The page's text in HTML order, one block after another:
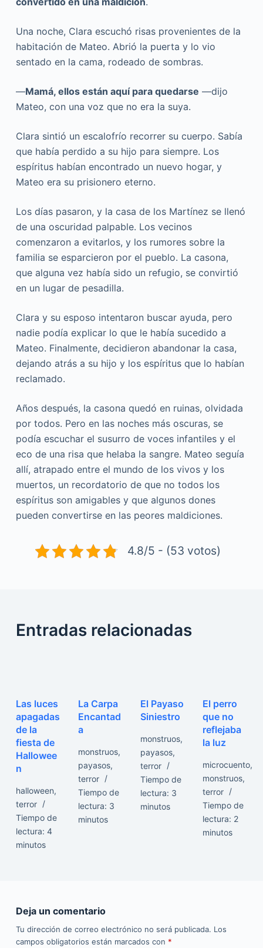
Una noche, Clara escuchó risas provenientes de la
habitación de Mateo. Abrió la puerta y lo vio
sentado en la cama, rodeado de sombras.
—Mamá, ellos están aquí para quedarse —dijo
Mateo, con una voz que no era la suya.
Clara sintió un escalofrío recorrer su cuerpo. Sabía
que había perdido a su hijo para siempre. Los
espíritus habían encontrado un nuevo hogar, y
Mateo era su prisionero eterno.
Los días pasaron, y la casa de los Martínez se llenó
de una oscuridad palpable. Los vecinos
comenzaron a evitarlos, y los rumores sobre la
familia se esparcieron por el pueblo. La casona,
que alguna vez había sido un refugio, se convirtió
en un lugar de pesadilla.
Clara y su esposo intentaron buscar ayuda, pero
nadie podía explicar lo que le había sucedido a
Mateo. Finalmente, decidieron abandonar la casa,
dejando atrás a su hijo y los espíritus que lo habían
reclamado.
Años después, la casona quedó en ruinas, olvidada
por todos. Pero en las noches más oscuras, se
podía escuchar el susurro de voces infantiles y el
eco de una risa que helaba la sangre. Mateo seguía
allí, atrapado entre el mundo de los vivos y los
muertos, un recordatorio de que no todos los
espíritus son amigables y que algunos dones
pueden convertirse en las peores maldiciones.
4.8/5 - (53 votos)
Entradas relacionadas
Las luces
apagadas
de la
fiesta de
Hallowee
n
halloween,
terror
Tiempo de
lectura: 4
minutos
La Carpa
Encantad
a
monstruos,
payasos,
terror
Tiempo de
lectura: 3
minutos
El Payaso
Siniestro
monstruos,
payasos,
terror
Tiempo de
lectura: 3
minutos
El perro
que no
reflejaba
la luz
microcuento,
monstruos,
terror
Tiempo de
lectura: 2
minutos
Deja un comentario
Tu dirección de correo electrónico no será publicada. Los
campos obligatorios están marcados con *